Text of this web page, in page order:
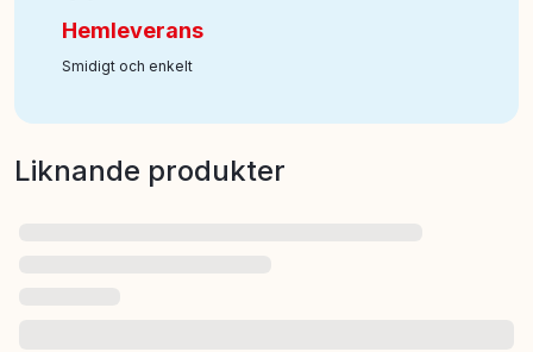
Hemleverans
Smidigt och enkelt
Liknande produkter